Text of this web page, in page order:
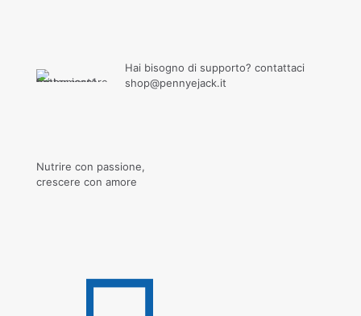
Hai bisogno di supporto? contattaci
shop@pennyejack.it
Nutrire con passione,
crescere con amore